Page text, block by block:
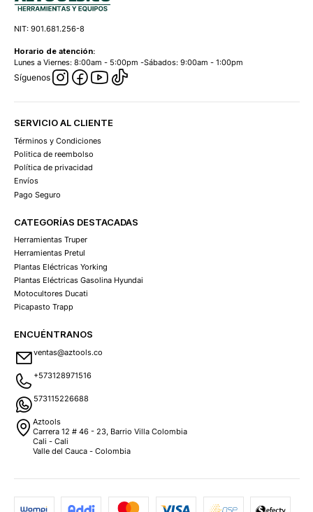
NIT: 901.681.256-8
Horario de atención:
Lunes a Viernes: 8:00am - 5:00pm -Sábados: 9:00am - 1:00pm
Síguenos
SERVICIO AL CLIENTE
Términos y Condiciones
Politica de reembolso
Política de privacidad
Envíos
Pago Seguro
CATEGORÍAS DESTACADAS
Herramientas Truper
Herramientas Pretul
Plantas Eléctricas Yorking
Plantas Eléctricas Gasolina Hyundai
Motocultores Ducati
Picapasto Trapp
ENCUÉNTRANOS
ventas@aztools.co
+573128971516
573115226688
Aztools
Carrera 12 # 46 - 23, Barrio Villa Colombia
Cali - Cali
Valle del Cauca - Colombia